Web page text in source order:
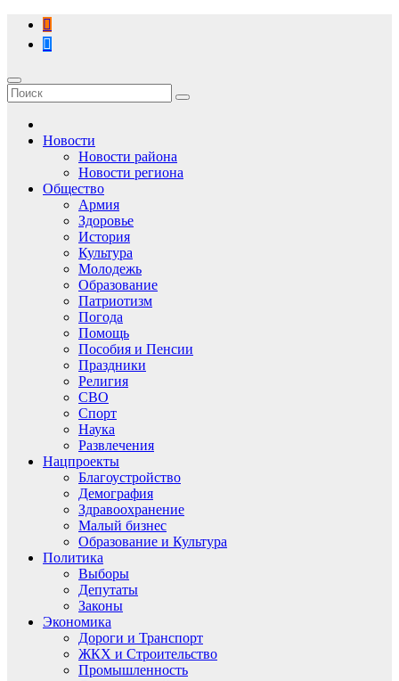
Перейти
содержимому
Новости
Новости района
Новости региона
Общество
Армия
Здоровье
История
Культура
Молодежь
Образование
Патриотизм
Погода
Помощь
Пособия и Пенсии
Праздники
Религия
СВО
Спорт
Наука
Развлечения
Нацпроекты
Благоустройство
Демография
Здравоохранение
Малый бизнес
Образование и Культура
Политика
Выборы
Депутаты
Законы
Экономика
Дороги и Транспорт
ЖКХ и Строительство
Промышленность